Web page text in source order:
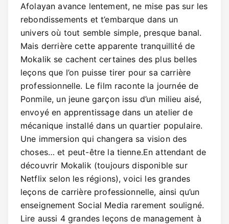
Afolayan avance lentement, ne mise pas sur les
rebondissements et t’embarque dans un
univers où tout semble simple, presque banal.
Mais derrière cette apparente tranquillité de
Mokalik se cachent certaines des plus belles
leçons que l’on puisse tirer pour sa carrière
professionnelle. Le film raconte la journée de
Ponmile, un jeune garçon issu d’un milieu aisé,
envoyé en apprentissage dans un atelier de
mécanique installé dans un quartier populaire.
Une immersion qui changera sa vision des
choses… et peut-être la tienne.En attendant de
découvrir Mokalik (toujours disponible sur
Netflix selon les régions), voici les grandes
leçons de carrière professionnelle, ainsi qu’un
enseignement Social Media rarement souligné.
Lire aussi 4 grandes leçons de management à